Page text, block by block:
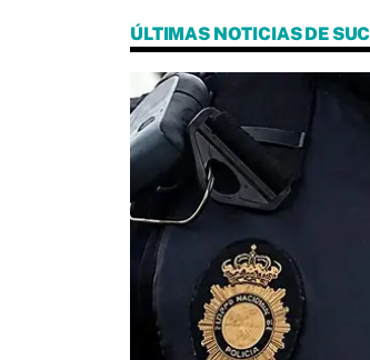
ÚLTIMAS NOTICIAS DE